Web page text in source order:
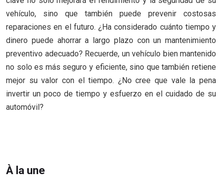
vehículo, sino que también puede prevenir costosas
reparaciones en el futuro. ¿Ha considerado cuánto tiempo y
dinero puede ahorrar a largo plazo con un mantenimiento
preventivo adecuado? Recuerde, un vehículo bien mantenido
no solo es más seguro y eficiente, sino que también retiene
mejor su valor con el tiempo. ¿No cree que vale la pena
invertir un poco de tiempo y esfuerzo en el cuidado de su
automóvil?
À la une